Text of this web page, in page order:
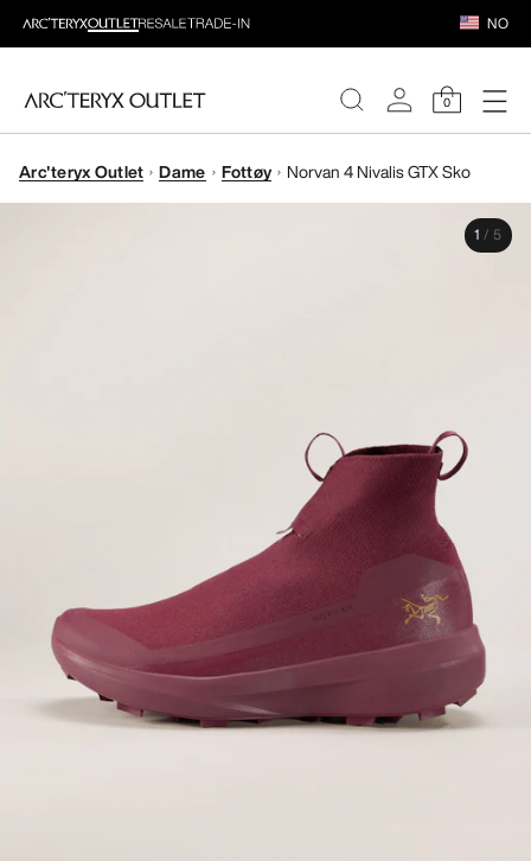
NO
0
DAMER
Arc'teryx Outlet Dame Fottøy Norvan 4 Nivalis GTX Sko
1 / 5